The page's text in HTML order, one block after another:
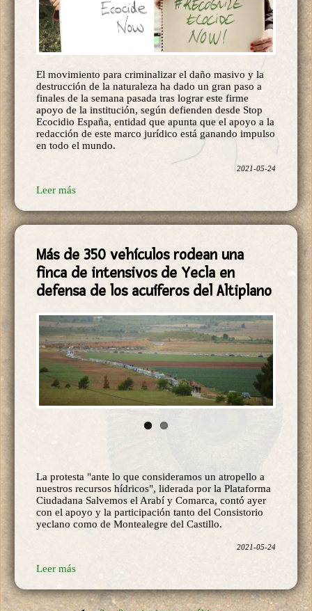
El movimiento para criminalizar el daño masivo y la
destrucción de la naturaleza ha dado un gran paso a
apoyo de la institución, según defienden desde Stop
Ecocidio España, entidad que apunta que el apoyo a la
redacción de este marco jurídico está ganando impulso
en todo el mundo.
2021-05-24
Más de 350 vehículos rodean una
defensa de los acuíferos del Altiplano
Ciudadana Salvemos el Arabí y Comarca, contó ayer
con el apoyo y la participación tanto del Consistorio
yeclano como de Montealegre del Castillo.
Páginas 1 2 3 siguiente › última »